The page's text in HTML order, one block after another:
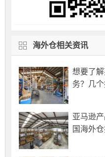
海外仓相关资讯
想要了
务？几
亚马逊
国海外